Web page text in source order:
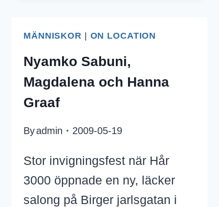
MÄNNISKOR ON LOCATION
Nyamko Sabuni,
Magdalena och Hanna
Graaf
Byadmin 2009-05-19
Stor invigningsfest när Hår
3000 öppnade en ny, läcker
salong på Birger jarlsgatan i